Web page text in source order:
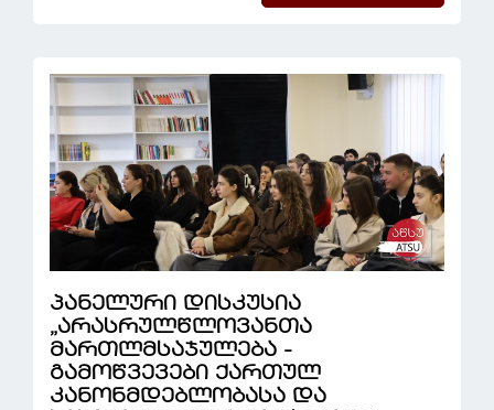
პანელური დისკუსია
„არასრულწლოვანთა
მართლმსაჯულება -
გამოწვევები ქართულ
კანონმდებლობასა და